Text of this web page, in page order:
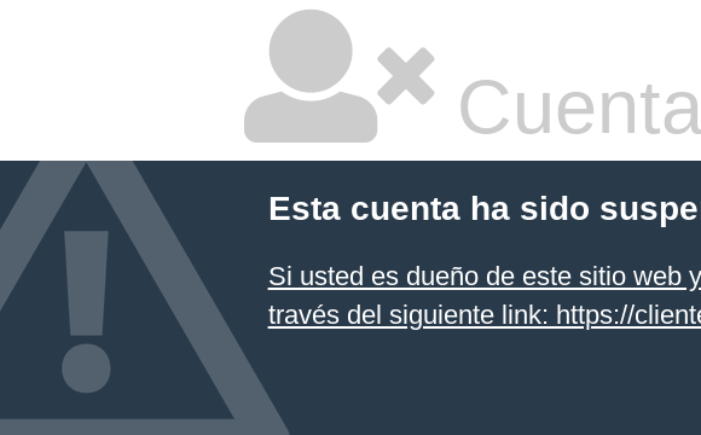
Esta cuenta ha sido
Si usted es dueño de este sitio web
través del siguiente link: https://